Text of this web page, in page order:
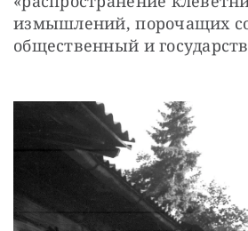
измышлений, порочащих
общественный и